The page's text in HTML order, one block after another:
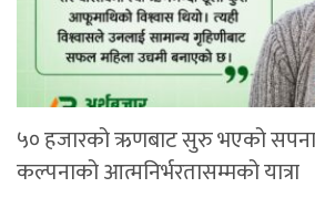
५० हजारको ऋणबाट सुरु भएको
कल्पनाको आत्मनिर्भरतासम्मको यात्रा